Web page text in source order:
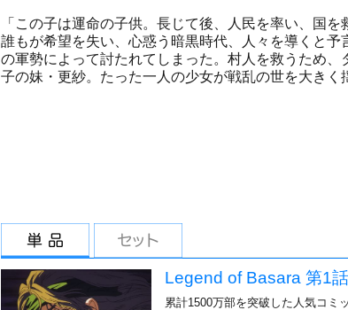
「この子は運命の子供。長じて後、人民を率い、国
誰もが希望を失い、心惑う暗黒時代、人々を導くと予
の軍勢によって討たれてしまった。村人を救うため
子の妹・更紗。たった一人の少女が戦乱の世を大きく
Legend of Basara 第1話
累計1500万部を突破した人気コミ